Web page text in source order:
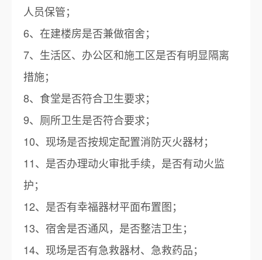
人员保管；
6、在建楼房是否兼做宿舍；
7、生活区、办公区和施工区是否有明显隔离
措施；
8、食堂是否符合卫生要求；
9、厕所卫生是否符合要求；
10、现场是否按规定配置消防灭火器材；
11、是否办理动火审批手续，是否有动火监
护；
12、是否有幸福器材平面布置图；
13、宿舍是否通风，是否整洁卫生；
14、现场是否有急救器材、急救药品；